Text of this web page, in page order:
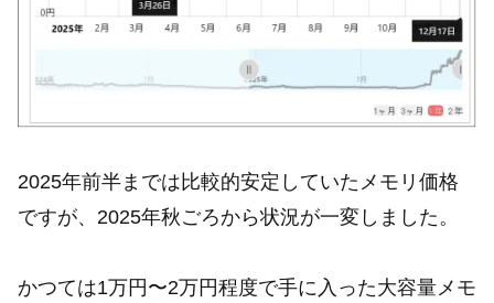
2025年前半までは比較的安定していたメモリ価格
ですが、2025年秋ごろから状況が一変しました。
かつては1万円〜2万円程度で手に入った大容量メモ